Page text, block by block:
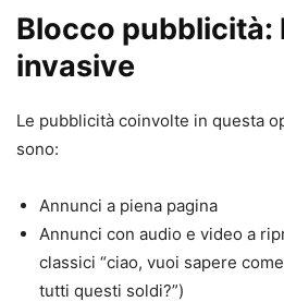
Blocco pubblicità:
invasive
Le pubblicità coinvolte in questa
sono:
Annunci a piena pagina
Annunci con audio e video a
classici “ciao, vuoi sapere
tutti questi soldi?”)